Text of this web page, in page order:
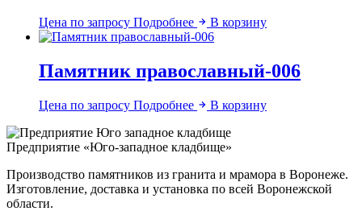
Цена по запросу Подробнее В корзину
Памятник православный-006
Цена по запросу Подробнее В корзину
Предприятие «Юго-западное кладбище»
Производство памятников из гранита и мрамора в Воронеже.
Изготовление, доставка и установка по всей Воронежской
области.